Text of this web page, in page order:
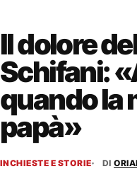
Il dolore
Schifani:
quando la
papà»
INCHIESTE E STORIE DI